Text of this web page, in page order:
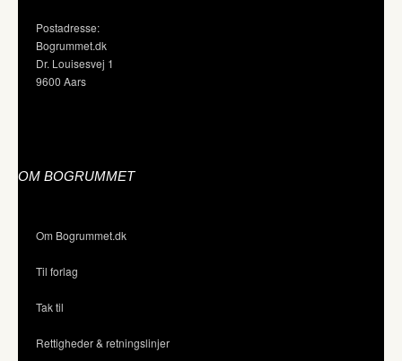
Postadresse:
Bogrummet.dk
Dr. Louisesvej 1
9600 Aars
OM BOGRUMMET
Om Bogrummet.dk
Til forlag
Tak til
Rettigheder & retningslinjer